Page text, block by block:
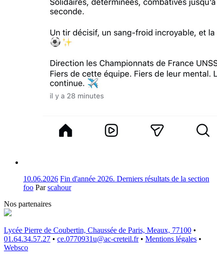
10.06.2026 Fin d'année 2026. Derniers résultats de la section
foo Parscahour
Nos partenaires
Lycée Pierre de Coubertin, Chaussée de Paris, Meaux, 77100 •
01.64.34.57.27 • ce.0770931u@ac-creteil.fr • Mentions légales •
Websco